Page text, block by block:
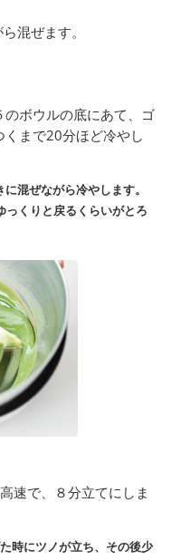
混ぜます。
ボウルの底にあて、ゴ
くまで20分ほど冷やし
混ぜながら冷やします。
くりと戻るくらいがとろ
速で、８分立てにしま
時にツノが立ち、その後少